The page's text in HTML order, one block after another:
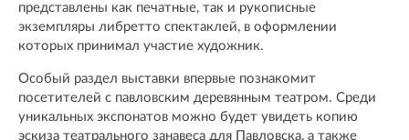
представлены как печатные, так и рукописные
экземпляры либретто спектаклей, в оформлении
которых принимал участие художник.
Особый раздел выставки впервые познакомит
посетителей с павловским деревянным театром. Среди
уникальных экспонатов можно будет увидеть копию
эскиза театрального занавеса для Павловска, а также